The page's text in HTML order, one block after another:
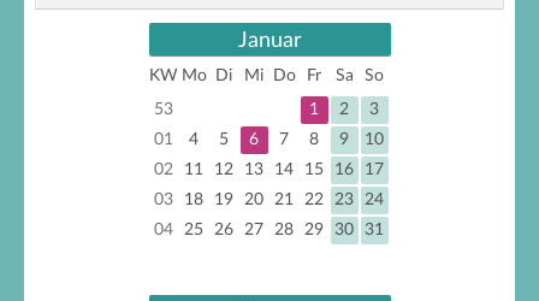
EXCEL-Kalender 2021
gesetzliche Feiertage
Brückentage
lange Wochenenden
Januar
KW Mo Di Mi Do Fr Sa
So
53
1 2
3
01
4 5 6 7 8 9
10
02
11 12 13 14 15 16
17
03
18 19 20 21 22 23
24
04
25 26 27 28 29 30 31